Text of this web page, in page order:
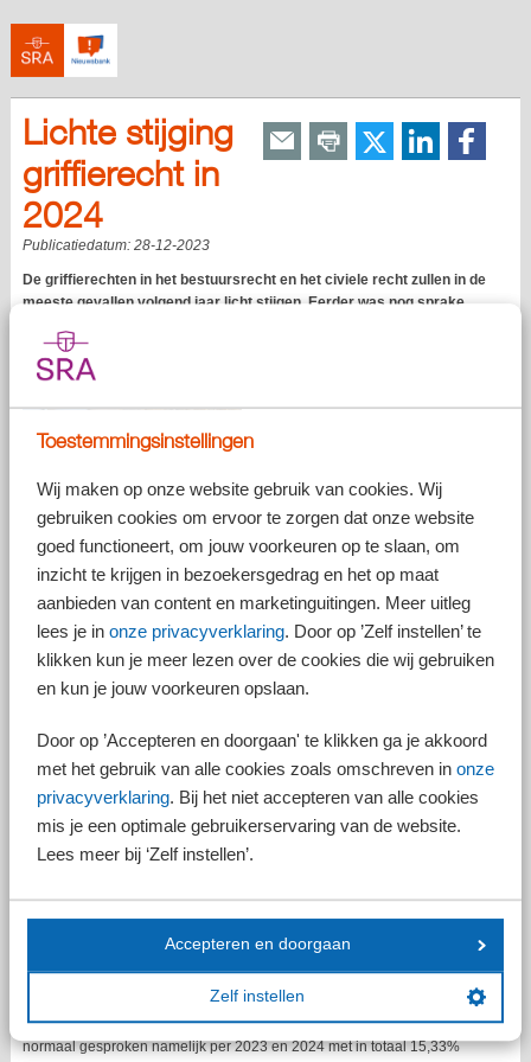
Toestemmingsinstellingen
Wij maken op onze website gebruik van cookies. Wij
gebruiken cookies om ervoor te zorgen dat onze website
goed functioneert, om jouw voorkeuren op te slaan, om
inzicht te krijgen in bezoekersgedrag en het op maat
aanbieden van content en marketinguitingen. Meer uitleg
lees je in onze privacyverklaring. Door op ’Zelf instellen’ te
klikken kun je meer lezen over de cookies die wij gebruiken
en kun je jouw voorkeuren opslaan.
Door op ’Accepteren en doorgaan' te klikken ga je akkoord
met het gebruik van alle cookies zoals omschreven in onze
privacyverklaring. Bij het niet accepteren van alle cookies
mis je een optimale gebruikerservaring van de website.
Lees meer bij ‘Zelf instellen’.
Accepteren en doorgaan
Zelf instellen
Lichte stijging
griffierecht in
2024
Publicatiedatum: 28-12-2023
De griffierechten in het bestuursrecht en het civiele recht zullen in de
meeste gevallen volgend jaar licht stijgen. Eerder was nog sprake
2024 wordt nu beperkt tot 1,83%.
Griffierecht
Personen of organisaties die naar de rechter stappen, moeten in
beginsel bijdragen in de kosten via het griffierecht. Het tarief is
afhankelijk van een aantal factoren, bijvoorbeeld of een zaak door een
particulier of door een organisatie wordt aangespannen. Zo betaalt een
particulier die beroep aantekent bij een gerechtshof inzake een aanslag
die bijvoorbeeld beroep aantekenen bij een gerechtshof inzake
omzetbelasting hiervoor € 548 aan griffierecht kwijt zijn.
Geen verlaging griffierecht
In het coalitieakkoord bestond nog het voornemen het griffierecht met
25% te verlagen. Een deel van de hiervoor bedoelde middelen wordt
sprake meer is. In plaats daarvan worden de meeste tarieven met 1,83%
Afzien van indexering
In een brief aan de Tweede Kamer spreekt minister Weerwind
desalniettemin van een verlaging van de griffierechten. Die zouden
normaal gesproken namelijk per 2023 en 2024 met in totaal 15,33%